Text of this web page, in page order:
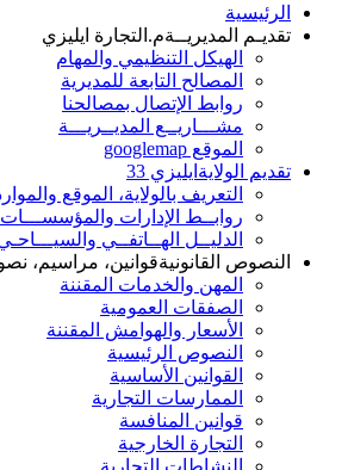
المديريــة م.التجارة ايليزي
الهيكل التنظيمي والمهام
المصالح التابعة للمديرية
روابط الإتصال بمصالحنا
مشـــاريــع المديــريـــة
الموقع googlemap
الولايةايليزي 33
التعريف بالولاية، الموقع والموارد
روابــط الإدارات والمؤسســـات
الدليــل الهــاتفــي والسيـــاحـي
القانونيةقوانين، مراسيم، نصوص هامة
المهن والخدمات المقننة
الصفقات العمومية
الأسعار والهوامش المقننة
النصوص الرئيسية
القوانين الأساسية
الممارسات التجارية
قوانين المنافسة
التجارة الخارجية
النشاطات التجارية